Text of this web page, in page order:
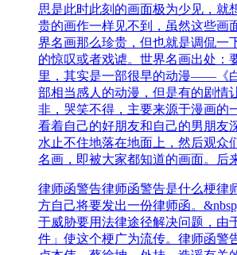
思是此时此刻的画面极为少见，就
贵的画作一样见不到，虽然这些画
界名画那么珍贵，但也就是调侃一
的惊叹或者戏谑。世界名画出处：
里，其实是一部很早的动漫——《
部相当感人的动漫，但是有的剧情
非，哭笑不得，主要来源于漫画的
看着自己的好朋友和自己的男朋友
水止不住地落在地面上，然后观众
名画，即被大家都知道的画面。后
律师函警告律师函警告是什么梗律
方自己将要发出一份律师函。
于威胁要用法律途径解决问题，由
件」使这个梗广为流传。律师函警